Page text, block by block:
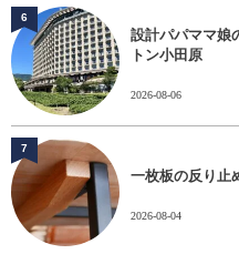
設計パパママ娘
トン小田原
2026-08-06
6
一枚板の反り止
2026-08-04
7